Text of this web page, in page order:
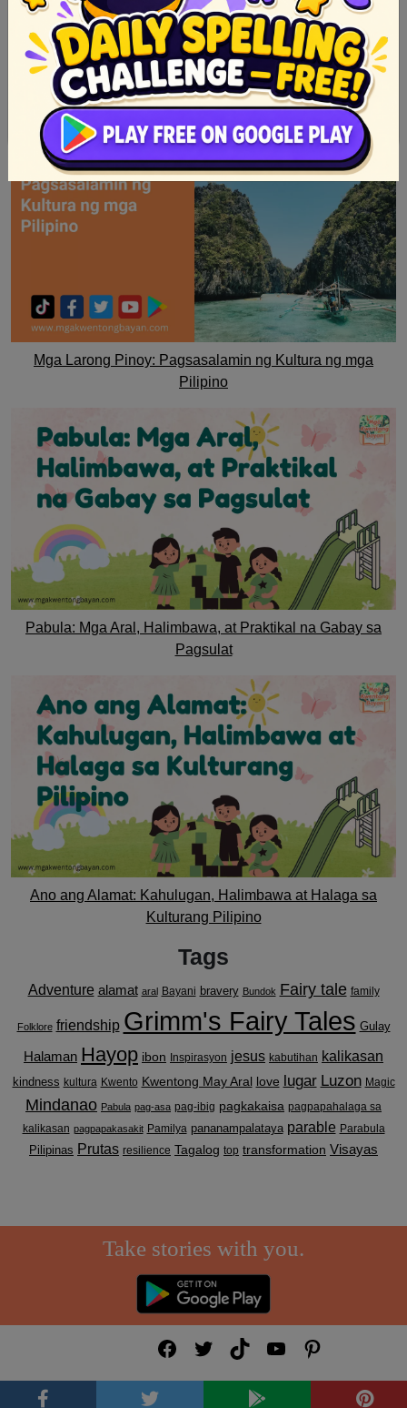
Top 10 Pabula na Dapat Basahin ng mga Bata
Mga Larong Pinoy: Pagsasalamin ng Kultura ng mga
Pilipino
Pabula: Mga Aral, Halimbawa, at Praktikal na Gabay sa
Pagsulat
Ano ang Alamat: Kahulugan, Halimbawa at Halaga sa
Kulturang Pilipino
Tags
Adventure alamat aral Bayani bravery Bundok Fairy tale family
Folklore friendship Grimm's Fairy Tales Gulay
Halaman Hayop ibon Inspirasyon jesus kabutihan kalikasan
kindness kultura Kwento Kwentong May Aral love lugar Luzon Magic
Mindanao Pabula pag-asa pag-ibig pagkakaisa pagpapahalaga sa
kalikasan pagpapakasakit Pamilya pananampalataya parable Parabula
Pilipinas Prutas resilience Tagalog top transformation Visayas
Take stories with you.
Facebook
Twitter TikTok YouTube
HOME
Terms & Conditions